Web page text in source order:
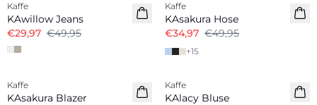
Kaffe
KAwillow Jeans
€29,97 €49,95
Kaffe
KAsakura Hose
€34,97 €49,95
+15
Kaffe
KAsakura Blazer
Kaffe
KAlacy Bluse